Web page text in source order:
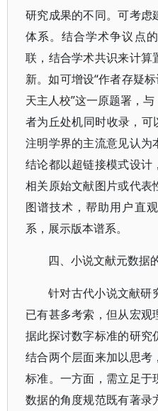
研究成果的不同。可考虑
体系。结合学术争议点
联，结合学术共识来计算
新。如可增设“作者存疑
天主人校”这一原题署，
者为丘处机同时收录，可
注明学界的主流意见认为
结论都以超链接模式设计
相关原始文献图片或代表
图谱技术，帮助用户直
系，展示版本谱系。
四、小说文献元数据
针对古代小说文献研
已有甚多考索，但从宏观
据此探讨数字标准的研究
结合两个层面来加以思考
标准。一方面，需立足于
数据的角度规范既有著录